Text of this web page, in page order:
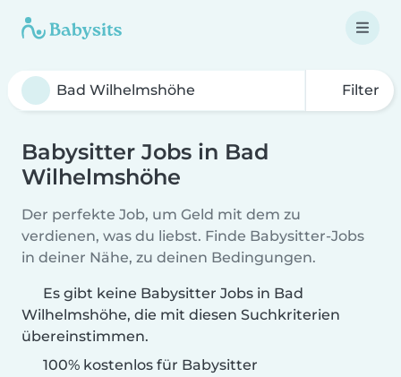
Filter
Babysitter Jobs in Bad
Wilhelmshöhe
Der perfekte Job, um Geld mit dem zu
verdienen, was du liebst. Finde Babysitter-Jobs
in deiner Nähe, zu deinen Bedingungen.
Es gibt keine Babysitter Jobs in Bad
Wilhelmshöhe, die mit diesen Suchkriterien
übereinstimmen.
100% kostenlos für Babysitter